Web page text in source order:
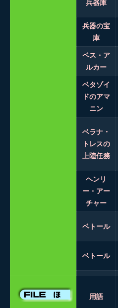
兵器庫
兵器の宝
庫
ベス・ア
ルカー
ベタゾイ
ドのアマ
ニン
ベラナ・
トレスの
上陸任務
ヘンリ
ー・アー
チャー
ベトール
ベトール
用語